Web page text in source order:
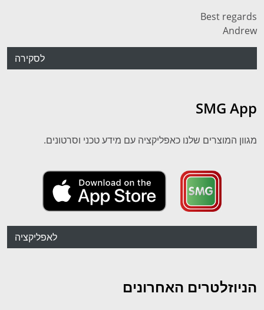
Best regards
Andrew
לסקירה
SMG App
מגוון המוצרים שלנו כאפליקציה עם מידע טכני וסרטונים.
לאפליקציה
הניוזלטרים האחרונים